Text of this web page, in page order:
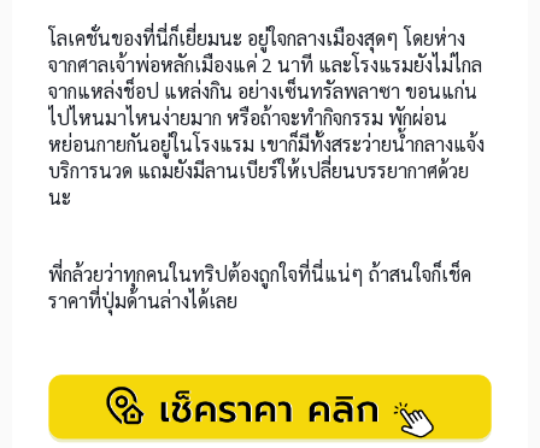
โลเคชั่นของที่นี่ก็เยี่ยมนะ อยู่ใจกลางเมืองสุดๆ โดยห่าง
จากศาลเจ้าพ่อหลักเมืองแค่ 2 นาที และโรงแรมยังไม่ไกล
จากแหล่งช็อป แหล่งกิน อย่างเซ็นทรัลพลาซา ขอนแก่น
ไปไหนมาไหนง่ายมาก หรือถ้าจะทำกิจกรรม พักผ่อน
หย่อนกายกันอยู่ในโรงแรม เขาก็มีทั้งสระว่ายน้ำกลางแจ้ง
บริการนวด แถมยังมีลานเบียร์ให้เปลี่ยนบรรยากาศด้วย
นะ
พี่กล้วยว่าทุกคนในทริปต้องถูกใจที่นี่แน่ๆ ถ้าสนใจก็เช็ค
ราคาที่ปุ่มด้านล่างได้เลย